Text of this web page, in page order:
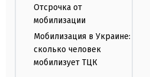
Отсрочка от
мобилизации
Мобилизация в Украине:
сколько человек
мобилизует ТЦК